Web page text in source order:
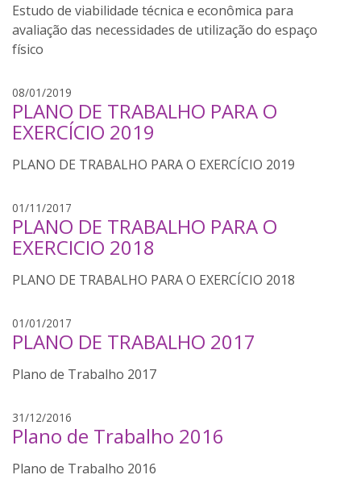
i
Estudo de viabilidade técnica e econômica para
avaliação das necessidades de utilização do espaço
físico
08/01/2019
d
u
a
r
l
i
e
a
PLANO DE TRABALHO PARA O
EXERCÍCIO 2019
PLANO DE TRABALHO PARA O EXERCÍCIO 2019
01/11/2017
d
u
a
r
l
i
v
r
PLANO DE TRABALHO PARA O
EXERCICIO 2018
PLANO DE TRABALHO PARA O EXERCÍCIO 2018
01/01/2017
d
a
o
o
l
PLANO DE TRABALHO 2017
Plano de Trabalho 2017
31/12/2016
d
a
Plano de Trabalho 2016
Plano de Trabalho 2016